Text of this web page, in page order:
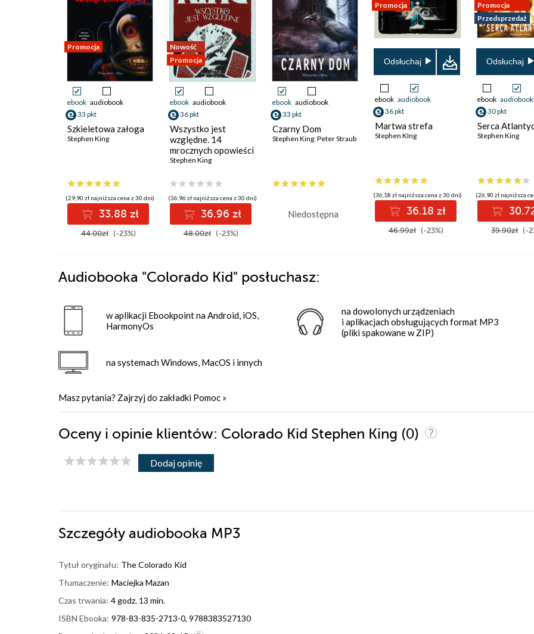
Promocja
ebook audiobook
33 pkt
Szkieletowa załoga
Stephen King
(29,90 zł najniższa cena z 30 dni)
33.88 zł
44.00zł (-23%)
Nowość
Promocja
ebook audiobook
36 pkt
Wszystko jest
względne. 14
mrocznych opowieści
Stephen King
(36,96 zł najniższa cena z 30 dni)
36.96 zł
48.00zł (-23%)
ebook audiobook
33 pkt
Czarny Dom
Stephen King, Peter Straub
Niedostępna
Promocja
Odsłuchaj
ebook audiobook
36 pkt
Martwa strefa
Stephen KIng
(36,18 zł najniższa cena z 30 dni)
36.18 zł
46.99zł (-23%)
Promocja
Przedsprzedaż
Odsłuchaj
ebook audiobook
30 pkt
Serca
Stephen King
(26,90 zł najniższa
39.90zł (-
Audiobooka "Colorado Kid" posłuchasz:
w aplikacji Ebookpoint na Android, iOS,
HarmonyOs
na systemach Windows, MacOS i innych
na dowolonych urządzeniach
i aplikacjach obsługujących format MP3
(pliki spakowane w ZIP)
Masz pytania? Zajrzyj do zakładki Pomoc »
Oceny i opinie klientów: Colorado Kid Stephen King (0)
Dodaj opinię
Szczegóły audiobooka MP3
Tytuł oryginału: The Colorado Kid
Tłumaczenie: Maciejka Mazan
Czas trwania: 4 godz. 13 min.
ISBN Ebooka: 978-83-835-2713-0, 9788383527130